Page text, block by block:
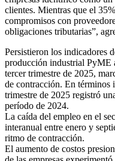
clientes. Mientras que el
compromisos con
obligaciones tributarias”,
Persistieron los indicadores
producción industrial PyME
tercer trimestre de 2025,
de contracción. En términos
trimestre de 2025 registró
período de 2024.
La caída del empleo en el
interanual entre enero y
ritmo de contracción.
El aumento de costos